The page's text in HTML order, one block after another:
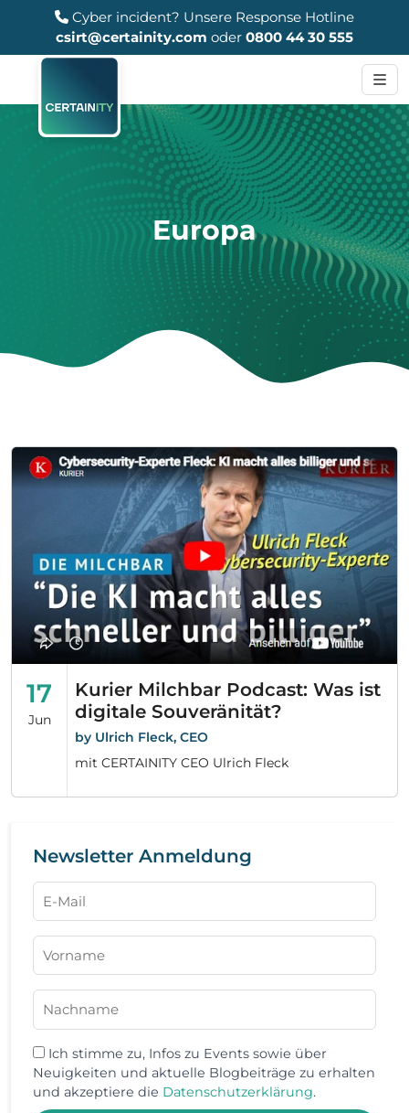
Cyber incident? Unsere Response Hotline
csirt@certainity.com oder 0800 44 30 555
Europa
17
Jun
Kurier Milchbar Podcast: Was ist
digitale Souveränität?
by Ulrich Fleck, CEO
mit CERTAINITY CEO Ulrich Fleck
Newsletter Anmeldung
Ich stimme zu, Infos zu Events sowie über
Neuigkeiten und aktuelle Blogbeiträge zu erhalten
und akzeptiere die Datenschutzerklärung.